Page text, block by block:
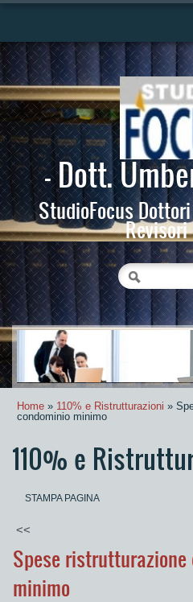
- Dott.
StudioFocus
Home » 110% e Ristrutturazioni »
condominio minimo
110% e
STAMPA PAGINA
<<
Spese ristrutturazione
minimo